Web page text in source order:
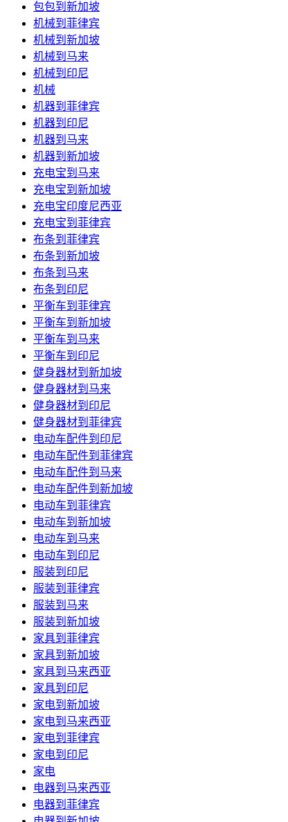
包包到新加坡
机械到菲律宾
机械到新加坡
机械到马来
机械到印尼
机械
机器到菲律宾
机器到印尼
机器到马来
机器到新加坡
充电宝到马来
充电宝到新加坡
充电宝印度尼西亚
充电宝到菲律宾
布条到菲律宾
布条到新加坡
布条到马来
布条到印尼
平衡车到菲律宾
平衡车到新加坡
平衡车到马来
平衡车到印尼
健身器材到新加坡
健身器材到马来
健身器材到印尼
健身器材到菲律宾
电动车配件到印尼
电动车配件到菲律宾
电动车配件到马来
电动车配件到新加坡
电动车到菲律宾
电动车到新加坡
电动车到马来
电动车到印尼
服装到印尼
服装到菲律宾
服装到马来
服装到新加坡
家具到菲律宾
家具到新加坡
家具到马来西亚
家具到印尼
家电到新加坡
家电到马来西亚
家电到菲律宾
家电到印尼
家电
电器到马来西亚
电器到菲律宾